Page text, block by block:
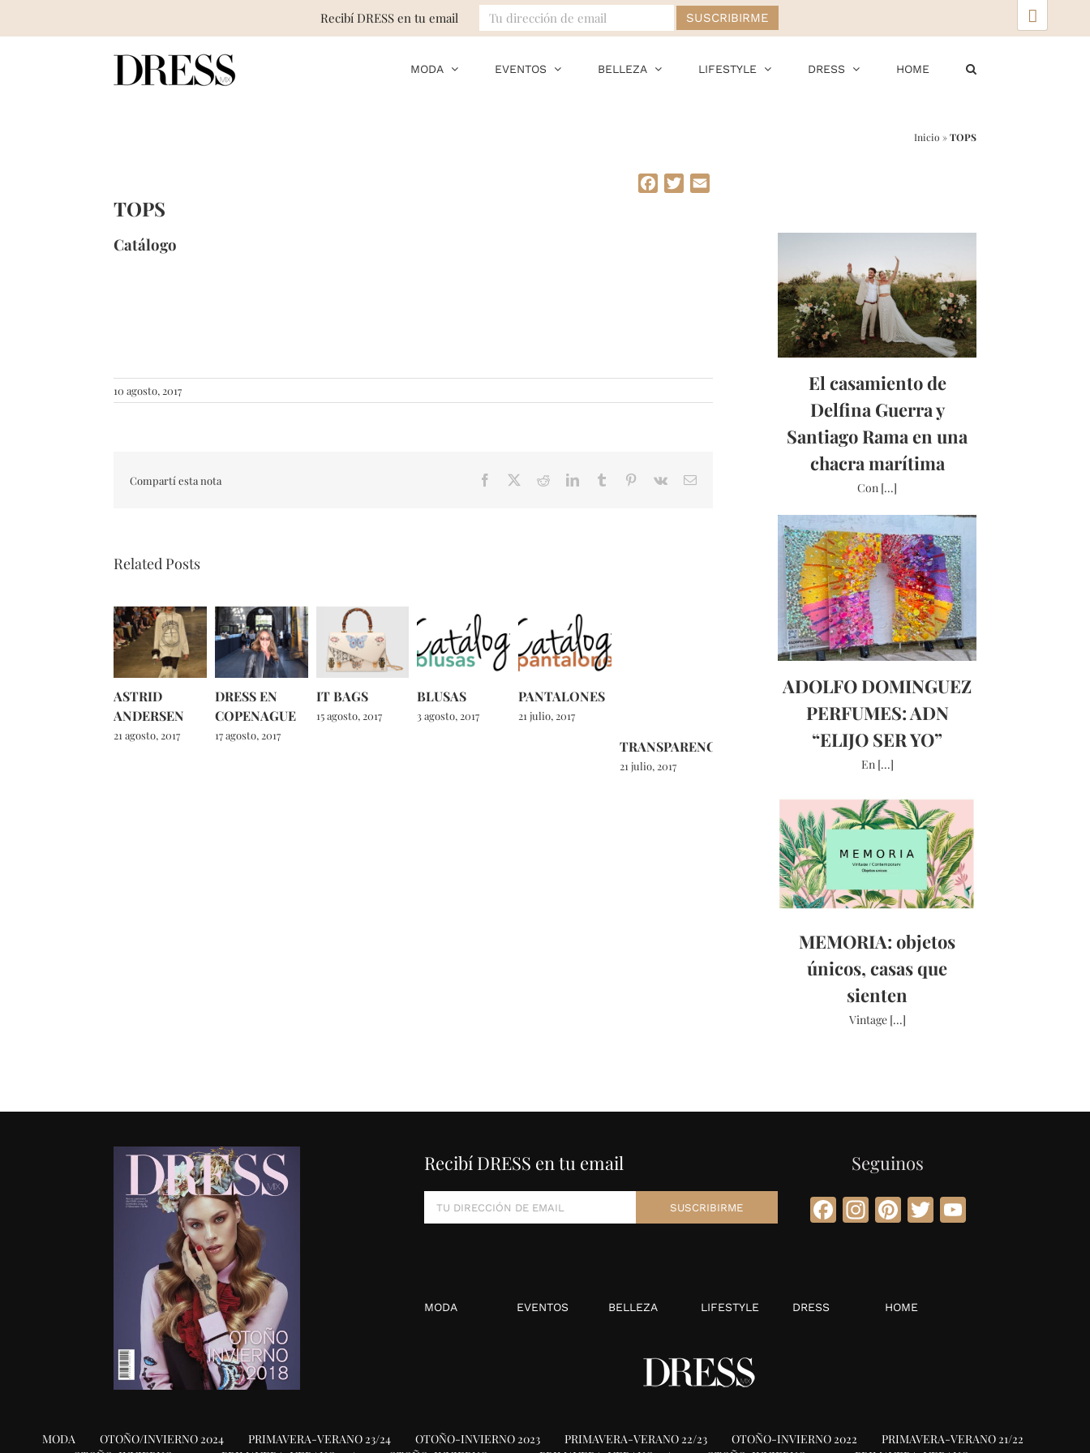
MODA EVENTOS BELLEZA LIFESTYLE DRESS HOME
Inicio »TOPS
Facebook
Twitter
TOPS
Catálogo
10 agosto, 2017
Compartí esta nota Facebook RedditLinkedInTumblr Pinterest
Vk Email
Related Posts
ASTRID
ANDERSEN
21 agosto, 2017
DRESS EN
COPENAGUE
17 agosto, 2017
IT BAGS
15 agosto, 2017
BLUSAS
3 agosto, 2017
PANTALONES
21 julio, 2017
TRANSPARENCIAS
21 julio, 2017
El casamiento de
Delfina Guerra y
Santiago Rama en una
chacra marítima
Con [...]
ADOLFO DOMINGUEZ
PERFUMES: ADN
“ELIJO SER YO”
En [...]
MEMORIA: objetos
únicos, casas que
sienten
Vintage [...]
Recibí DRESS en tu email Seguinos
Facebook
Instagram
Pinterest
TwitterYouTube
MODA EVENTOS BELLEZA LIFESTYLE DRESS HOME
MODA OTOÑO/INVIERNO 2024 PRIMAVERA-VERANO 23/24 OTOÑO-INVIERNO 2023 PRIMAVERA-VERANO 22/23 OTOÑO-INVIERNO 2022
PRIMAVERA-VERANO 21/22
Recibí DRESS en tu email